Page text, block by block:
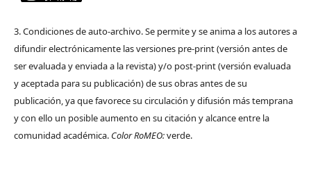
3. Condiciones de auto-archivo. Se permite y se anima a los autores a
difundir electrónicamente las versiones pre-print (versión antes de
ser evaluada y enviada a la revista) y/o post-print (versión evaluada
y aceptada para su publicación) de sus obras antes de su
publicación, ya que favorece su circulación y difusión más temprana
y con ello un posible aumento en su citación y alcance entre la
comunidad académica. Color RoMEO:verde.